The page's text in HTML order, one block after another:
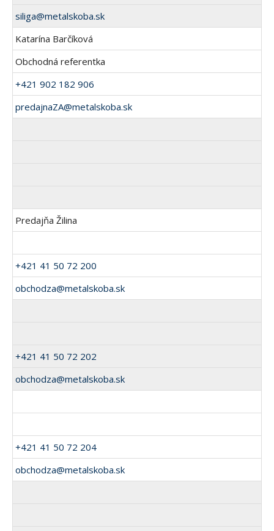
siliga@metalskoba.sk
Katarína Barčíková
Obchodná referentka
+421 902 182 906
predajnaZA@metalskoba.sk
Predajňa Žilina
+421 41 50 72 200
obchodza@metalskoba.sk
+421 41 50 72 202
obchodza@metalskoba.sk
+421 41 50 72 204
obchodza@metalskoba.sk